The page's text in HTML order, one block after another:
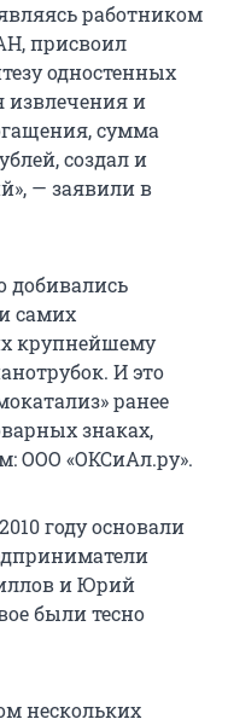
работником
присвоил
одностенных
извлечения и
сумма
создал и
— заявили в
добивались
самих
крупнейшему
И это
ранее
знаках,
ООО «ОКСиАл.ру».
году основали
и Юрий
были тесно
нескольких